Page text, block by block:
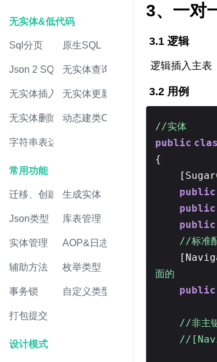
无实体&低代码
Sql分页 原生SQL
Json 2 SQL 无实体查询
无实体插入 无实体更新
无实体删除 动态建类CRUD
字符串表达式
常用功能
迁移、创建表生成实体
Json类型 库表管理
实体管理 AOP&日志
辅助方法 枚举类型
事务锁 自定义类型
打包提交
设计模式
3、一对
3.1 逻辑
逻辑插入主表
3.2 用例
//实体
public
{
public
public
public
//标准
面的
public
//非主
//